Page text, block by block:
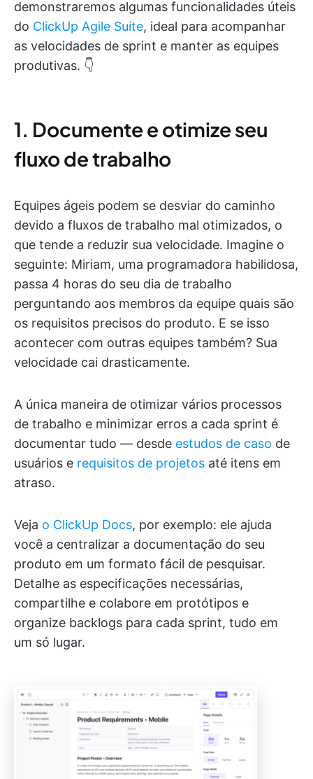
demonstraremos algumas funcionalidades úteis
do ClickUp Agile Suite, ideal para acompanhar
as velocidades de sprint e manter as equipes
produtivas. 👇
1. Documente e otimize seu
fluxo de trabalho
Equipes ágeis podem se desviar do caminho
devido a fluxos de trabalho mal otimizados, o
que tende a reduzir sua velocidade. Imagine o
seguinte: Miriam, uma programadora habilidosa,
passa 4 horas do seu dia de trabalho
perguntando aos membros da equipe quais são
os requisitos precisos do produto. E se isso
acontecer com outras equipes também? Sua
velocidade cai drasticamente.
A única maneira de otimizar vários processos
de trabalho e minimizar erros a cada sprint é
documentar tudo — desde estudos de caso de
usuários e requisitos de projetos até itens em
atraso.
Veja o ClickUp Docs, por exemplo: ele ajuda
você a centralizar a documentação do seu
produto em um formato fácil de pesquisar.
Detalhe as especificações necessárias,
compartilhe e colabore em protótipos e
organize backlogs para cada sprint, tudo em
um só lugar.